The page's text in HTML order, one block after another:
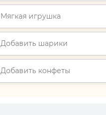
Мягкая игрушка
Добавить шарики
Добавить конфеты